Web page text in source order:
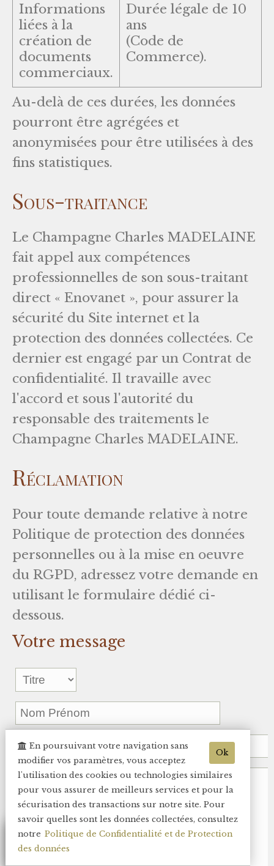
Informations
liées à la
création de
documents
commerciaux.
Durée légale de 10
ans
(Code de
Commerce).
Au-delà de ces durées, les données
pourront être agrégées et
anonymisées pour être utilisées à des
fins statistiques.
Sous-traitance
Le Champagne Charles MADELAINE
fait appel aux compétences
professionnelles de son sous-traitant
direct « Enovanet », pour assurer la
sécurité du Site internet et la
protection des données collectées. Ce
dernier est engagé par un Contrat de
confidentialité. Il travaille avec
l'accord et sous l'autorité du
responsable des traitements le
Champagne Charles MADELAINE.
Réclamation
Pour toute demande relative à notre
Politique de protection des données
personnelles ou à la mise en oeuvre
du RGPD, adressez votre demande en
utilisant le formulaire dédié ci-
dessous.
Votre message
Ok
En poursuivant votre navigation sans
modifier vos paramètres, vous acceptez
l'utilisation des cookies ou technologies similaires
pour vous assurer de meilleurs services et pour la
sécurisation des transactions sur notre site. Pour
savoir quelles sont les données collectées, consultez
notre Politique de Confidentialité et de Protection
des données